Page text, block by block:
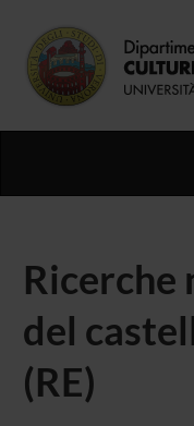
Ricerche
del
(RE)